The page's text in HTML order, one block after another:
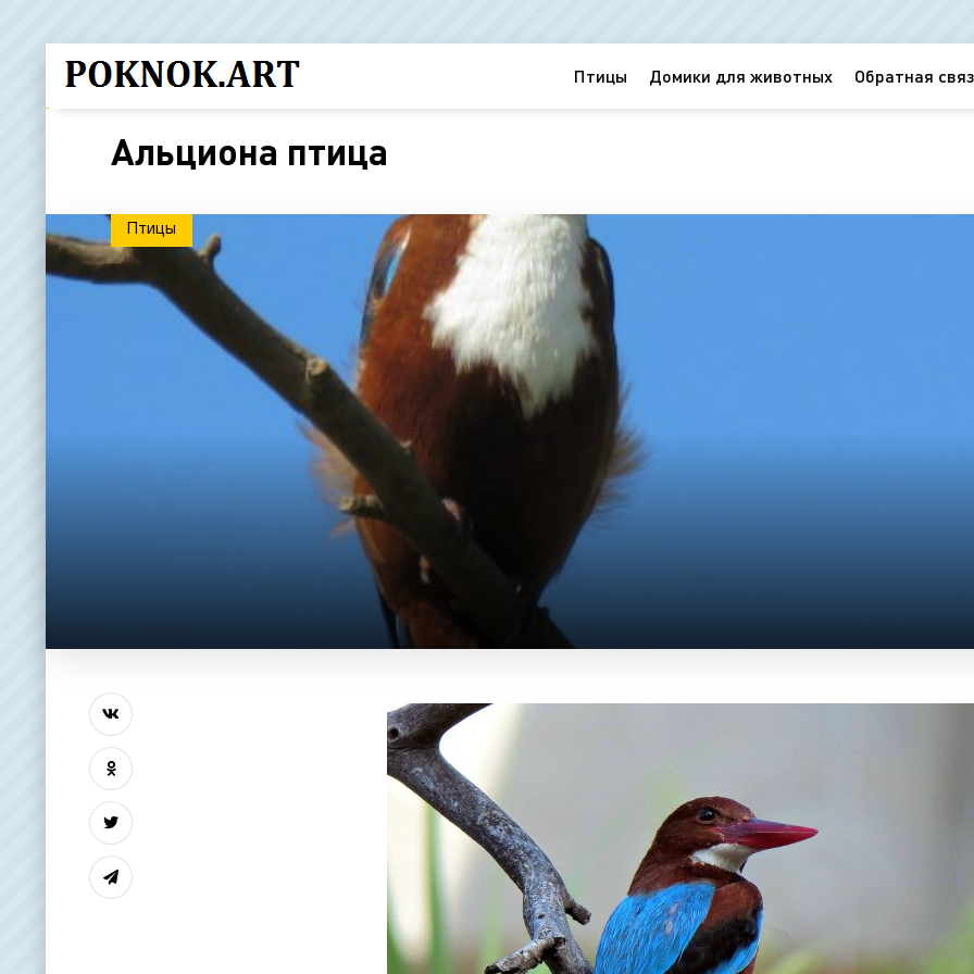
Птицы Домики для животных Обратная
Альциона птица
Птицы